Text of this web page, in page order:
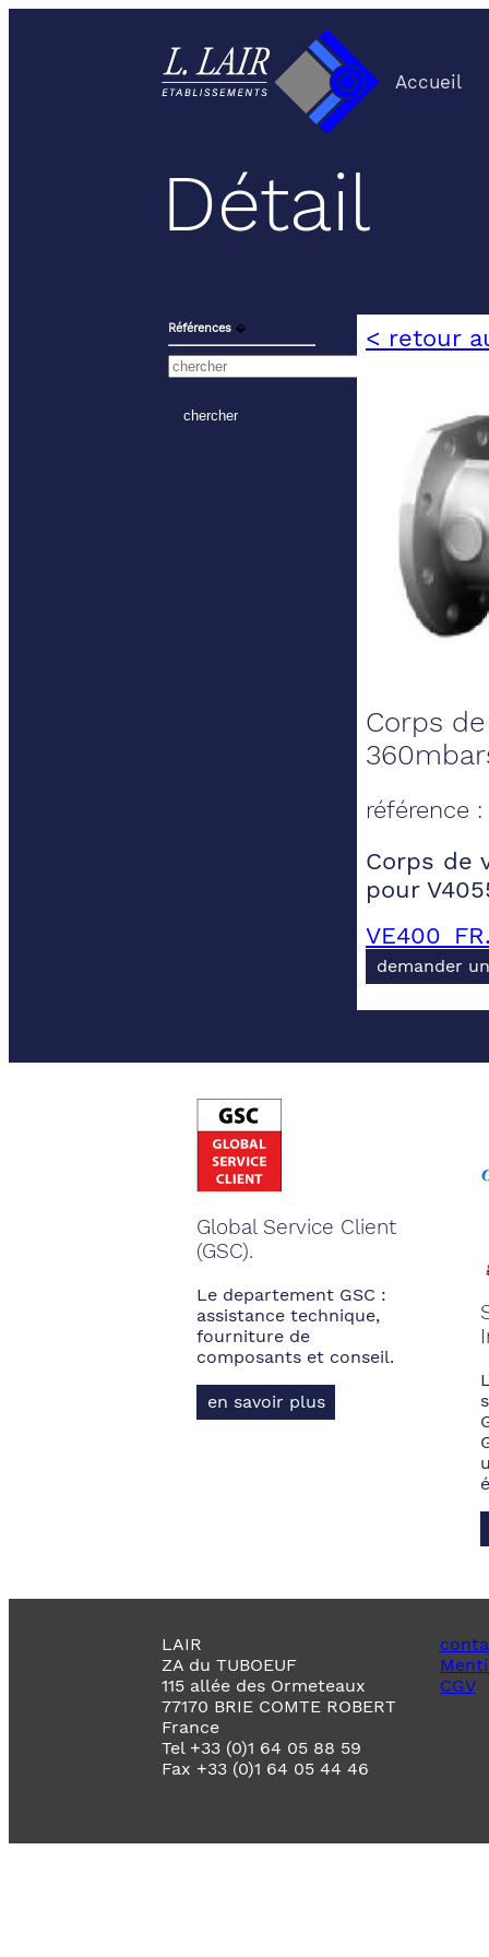
Accueil
Détail
Références ⬙ < retour
Corps
référence
Corps de
pour
demander
Global Service Client
(GSC).
Le departement GSC :
assistance technique,
fourniture de
composants et conseil.
en savoir plus
LAIR
ZA du TUBOEUF
115 allée des Ormeteaux
77170 BRIE COMTE ROBERT
France
Tel +33 (0)1 64 05 88 59
Fax +33 (0)1 64 05 44 46
CGV